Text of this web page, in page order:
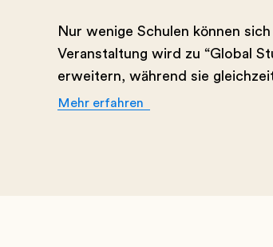
Nur wenige Schulen können
Veranstaltung wird zu “Global
erweitern, während sie
Mehr erfahren